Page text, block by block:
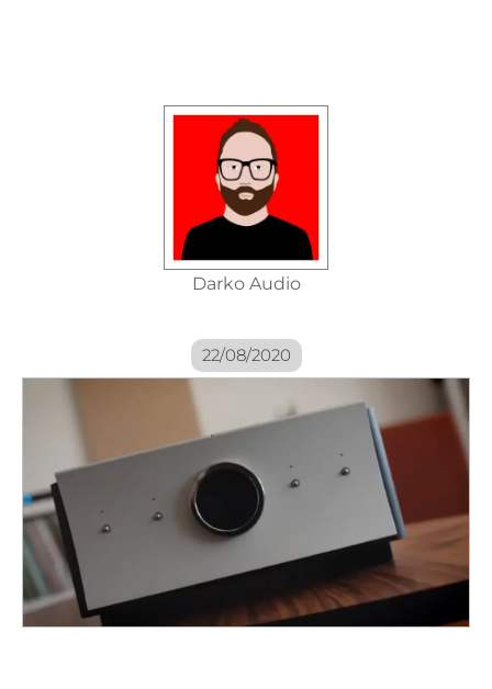
Darko Audio
22/08/2020